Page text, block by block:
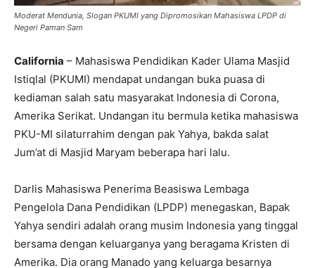
Moderat Mendunia, Slogan PKUMI yang Dipromosikan Mahasiswa LPDP di
Negeri Paman Sam
California – Mahasiswa Pendidikan Kader Ulama Masjid
Istiqlal (PKUMI) mendapat undangan buka puasa di
kediaman salah satu masyarakat Indonesia di Corona,
Amerika Serikat. Undangan itu bermula ketika mahasiswa
PKU-MI silaturrahim dengan pak Yahya, bakda salat
Jum’at di Masjid Maryam beberapa hari lalu.
Darlis Mahasiswa Penerima Beasiswa Lembaga
Pengelola Dana Pendidikan (LPDP) menegaskan, Bapak
Yahya sendiri adalah orang musim Indonesia yang tinggal
bersama dengan keluarganya yang beragama Kristen di
Amerika. Dia orang Manado yang keluarga besarnya